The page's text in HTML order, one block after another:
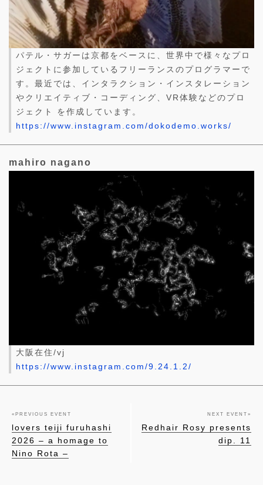
パテル・サガーは京都をベースに、世界中で様々なプロ
ジェクトに参加しているフリーランスのプログラマーで
す。最近では、インタラクション・インスタレーション
やクリエイティブ・コーディング、VR体験などのプロ
ジェクト を作成しています。
https://www.instagram.com/dokodemo.works/
mahiro nagano
大阪在住/vj
https://www.instagram.com/9.24.1.2/
« PREVIOUS EVENT
lovers teiji furuhashi
2026 – a homage to
Nino Rota –
NEXT EVENT »
Redhair Rosy presents
dip. 11